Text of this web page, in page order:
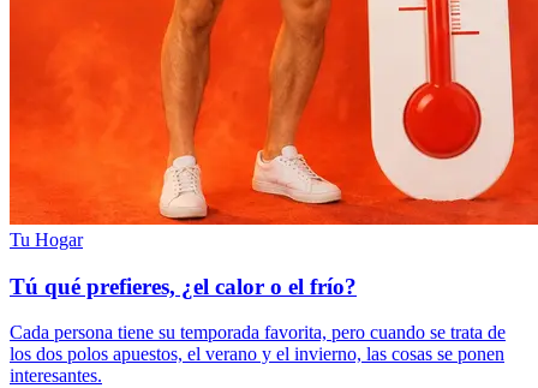
Tu Hogar
Tú qué prefieres, ¿el calor o el frío?
Cada persona tiene su temporada favorita, pero cuando se trata de
los dos polos apuestos, el verano y el invierno, las cosas se ponen
interesantes.